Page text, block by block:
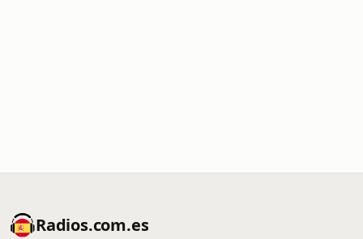
Radios.com.es